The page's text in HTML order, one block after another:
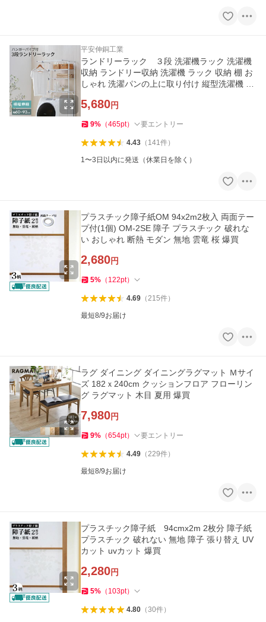
平安伸銅工業
ランドリーラック ３段 洗濯機ラック 洗濯機
収納 ランドリー収納 洗濯機 ラック 収納 棚 お
しゃれ 洗濯パンの上に取り付け 縦型洗濯機 爆
5,680円
9% （465pt） 要エントリー
4.43（ 141件）
1〜3日以内に発送（休業日を除く）
プラスチック障子紙OM 94x2m2枚入 両面テー
プ付(1個) OM-2SE 障子 プラスチック 破れな
い おしゃれ 断熱 モダン 無地 雲竜 桜 爆買
2,680円
5% （ 122pt）
4.69（215件）
最短8/9お届け
ラグ ダイニング ダイニングラグマット Ｍサイ
ズ 182ｘ240cm クッションフロア フローリン
グ ラグマット 木目 夏用 爆買
7,980円
9% （654pt） 要エントリー
4.49（229件）
最短8/9お届け
プラスチック障子紙 94cmx2m 2枚分 障子紙
プラスチック 破れない 無地 障子 張り替え UV
カット uvカット 爆買
2,280円
5% （ 103pt）
4.80（30件）